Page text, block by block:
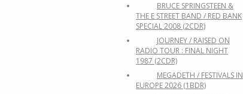
BRUCE SPRINGSTEEN &
THE E STREET BAND / RED BANK
SPECIAL 2008 (2CDR)
JOURNEY / RAISED ON
RADIO TOUR : FINAL NIGHT
1987 (2CDR)
MEGADETH / FESTIVALS IN
EUROPE 2026 (1BDR)